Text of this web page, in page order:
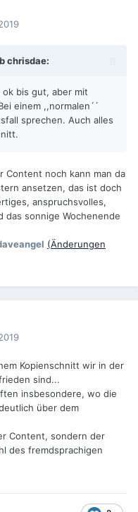
chrisdae:
bis gut, aber mit
einem ,,normalen´´
sprechen. Auch alles
Content noch kann man da
ansetzen, das ist doch
anspruchsvolles,
das sonnige Wochenende
(Änderungen
Kopienschnitt wir in der
sind...
insbesondere, wo die
über dem
Content, sondern der
des fremdsprachigen